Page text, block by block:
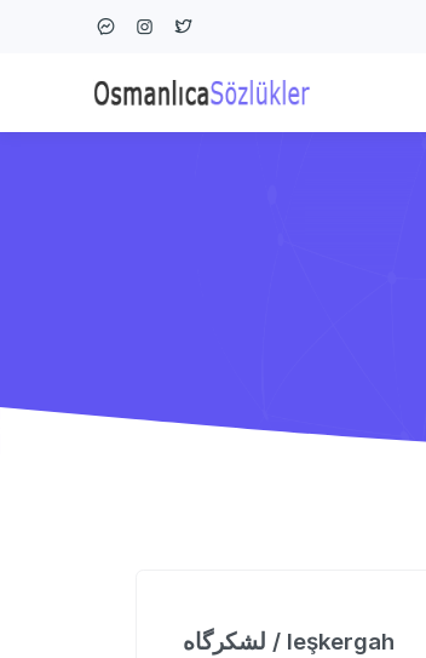
لشكرگاه / leşkergah